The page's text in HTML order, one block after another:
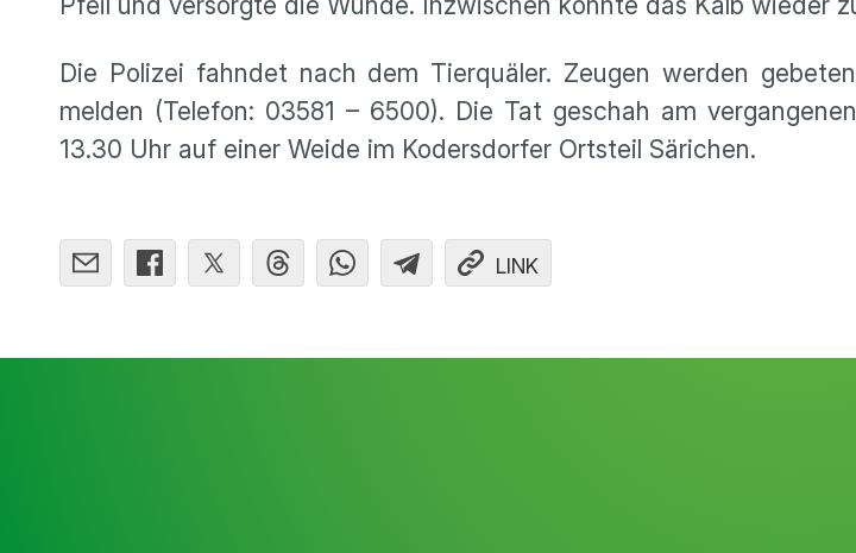
Die Polizei fahndet nach dem Tierquäler. Zeugen werden
melden (Telefon: 03581 – 6500). Die Tat geschah am
13.30 Uhr auf einer Weide im Kodersdorfer Ortsteil Särichen.
LINK